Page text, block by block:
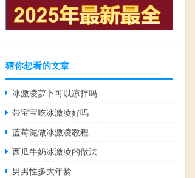
猜你想看的文章
冰激凌萝卜可以凉拌吗
带宝宝吃冰激凌好吗
蓝莓泥做冰激凌教程
西瓜牛奶冰激凌的做法
男男性多大年龄